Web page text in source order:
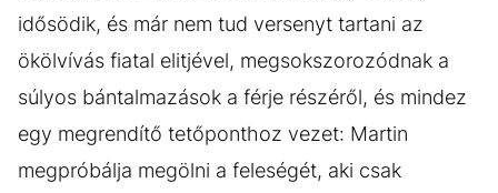
idősödik, és már nem tud versenyt tartani az
ökölvívás fiatal elitjével, megsokszorozódnak a
súlyos bántalmazások a férje részéről, és mindez
egy megrendítő tetőponthoz vezet: Martin
megpróbálja megölni a feleségét, aki csak